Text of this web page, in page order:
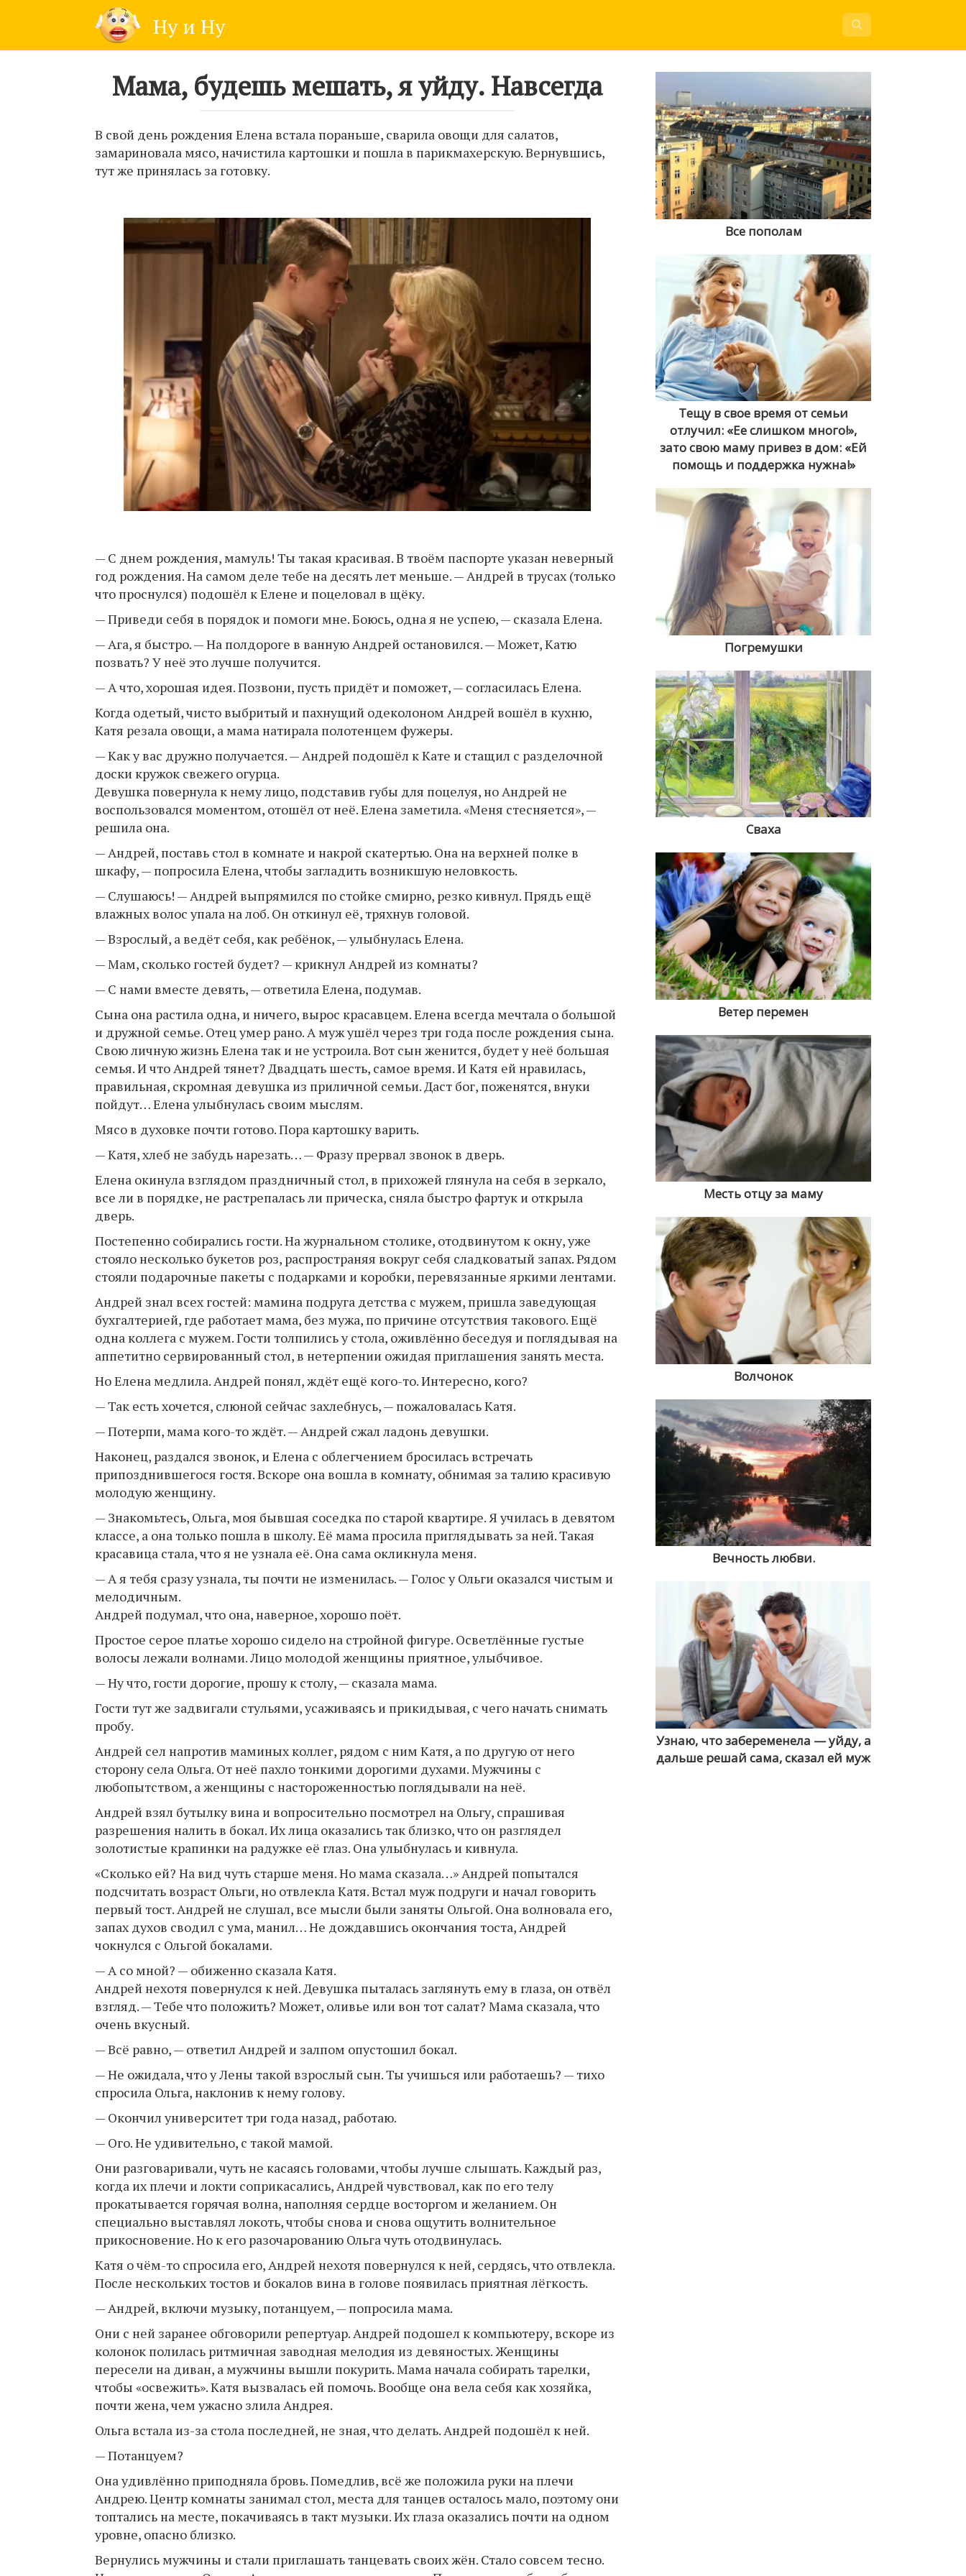
Ну и Ну
Мама, будешь мешать, я уйду. Навсегда
В свой день рождения Елена встала пораньше, сварила овощи для салатов,
замариновала мясо, начистила картошки и пошла в парикмахерскую. Вернувшись,
тут же принялась за готовку.
— С днем рождения, мамуль! Ты такая красивая. В твоём паспорте указан неверный
год рождения. На самом деле тебе на десять лет меньше. — Андрей в трусах (только
что проснулся) подошёл к Елене и поцеловал в щёку.
— Приведи себя в порядок и помоги мне. Боюсь, одна я не успею, — сказала Елена.
— Ага, я быстро. — На полдороге в ванную Андрей остановился. — Может, Катю
позвать? У неё это лучше получится.
— А что, хорошая идея. Позвони, пусть придёт и поможет, — согласилась Елена.
Когда одетый, чисто выбритый и пахнущий одеколоном Андрей вошёл в кухню,
Катя резала овощи, а мама натирала полотенцем фужеры.
— Как у вас дружно получается. — Андрей подошёл к Кате и стащил с разделочной
доски кружок свежего огурца.
Девушка повернула к нему лицо, подставив губы для поцелуя, но Андрей не
воспользовался моментом, отошёл от неё. Елена заметила. «Меня стесняется», —
решила она.
— Андрей, поставь стол в комнате и накрой скатертью. Она на верхней полке в
шкафу, — попросила Елена, чтобы загладить возникшую неловкость.
— Слушаюсь! — Андрей выпрямился по стойке смирно, резко кивнул. Прядь ещё
влажных волос упала на лоб. Он откинул её, тряхнув головой.
— Взрослый, а ведёт себя, как ребёнок, — улыбнулась Елена.
— Мам, сколько гостей будет? — крикнул Андрей из комнаты?
— С нами вместе девять, — ответила Елена, подумав.
Сына она растила одна, и ничего, вырос красавцем. Елена всегда мечтала о большой
и дружной семье. Отец умер рано. А муж ушёл через три года после рождения сына.
Свою личную жизнь Елена так и не устроила. Вот сын женится, будет у неё большая
семья. И что Андрей тянет? Двадцать шесть, самое время. И Катя ей нравилась,
правильная, скромная девушка из приличной семьи. Даст бог, поженятся, внуки
пойдут… Елена улыбнулась своим мыслям.
Мясо в духовке почти готово. Пора картошку варить.
— Катя, хлеб не забудь нарезать… — Фразу прервал звонок в дверь.
Елена окинула взглядом праздничный стол, в прихожей глянула на себя в зеркало,
все ли в порядке, не растрепалась ли прическа, сняла быстро фартук и открыла
дверь.
Постепенно собирались гости. На журнальном столике, отодвинутом к окну, уже
стояло несколько букетов роз, распространяя вокруг себя сладковатый запах. Рядом
стояли подарочные пакеты с подарками и коробки, перевязанные яркими лентами.
Андрей знал всех гостей: мамина подруга детства с мужем, пришла заведующая
бухгалтерией, где работает мама, без мужа, по причине отсутствия такового. Ещё
одна коллега с мужем. Гости толпились у стола, оживлённо беседуя и поглядывая на
аппетитно сервированный стол, в нетерпении ожидая приглашения занять места.
Но Елена медлила. Андрей понял, ждёт ещё кого-то. Интересно, кого?
— Так есть хочется, слюной сейчас захлебнусь, — пожаловалась Катя.
— Потерпи, мама кого-то ждёт. — Андрей сжал ладонь девушки.
Наконец, раздался звонок, и Елена с облегчением бросилась встречать
припозднившегося гостя. Вскоре она вошла в комнату, обнимая за талию красивую
молодую женщину.
— Знакомьтесь, Ольга, моя бывшая соседка по старой квартире. Я училась в девятом
классе, а она только пошла в школу. Её мама просила приглядывать за ней. Такая
красавица стала, что я не узнала её. Она сама окликнула меня.
— А я тебя сразу узнала, ты почти не изменилась. — Голос у Ольги оказался чистым и
мелодичным.
Андрей подумал, что она, наверное, хорошо поёт.
Простое серое платье хорошо сидело на стройной фигуре. Осветлённые густые
волосы лежали волнами. Лицо молодой женщины приятное, улыбчивое.
— Ну что, гости дорогие, прошу к столу, — сказала мама.
Гости тут же задвигали стульями, усаживаясь и прикидывая, с чего начать снимать
пробу.
Андрей сел напротив маминых коллег, рядом с ним Катя, а по другую от него
сторону села Ольга. От неё пахло тонкими дорогими духами. Мужчины с
любопытством, а женщины с настороженностью поглядывали на неё.
Андрей взял бутылку вина и вопросительно посмотрел на Ольгу, спрашивая
разрешения налить в бокал. Их лица оказались так близко, что он разглядел
золотистые крапинки на радужке её глаз. Она улыбнулась и кивнула.
«Сколько ей? На вид чуть старше меня. Но мама сказала…» Андрей попытался
подсчитать возраст Ольги, но отвлекла Катя. Встал муж подруги и начал говорить
первый тост. Андрей не слушал, все мысли были заняты Ольгой. Она волновала его,
запах духов сводил с ума, манил… Не дождавшись окончания тоста, Андрей
чокнулся с Ольгой бокалами.
— А со мной? — обиженно сказала Катя.
Андрей нехотя повернулся к ней. Девушка пыталась заглянуть ему в глаза, он отвёл
взгляд. — Тебе что положить? Может, оливье или вон тот салат? Мама сказала, что
очень вкусный.
— Всё равно, — ответил Андрей и залпом опустошил бокал.
— Не ожидала, что у Лены такой взрослый сын. Ты учишься или работаешь? — тихо
спросила Ольга, наклонив к нему голову.
— Окончил университет три года назад, работаю.
— Ого. Не удивительно, с такой мамой.
Они разговаривали, чуть не касаясь головами, чтобы лучше слышать. Каждый раз,
когда их плечи и локти соприкасались, Андрей чувствовал, как по его телу
прокатывается горячая волна, наполняя сердце восторгом и желанием. Он
специально выставлял локоть, чтобы снова и снова ощутить волнительное
прикосновение. Но к его разочарованию Ольга чуть отодвинулась.
Катя о чём-то спросила его, Андрей нехотя повернулся к ней, сердясь, что отвлекла.
После нескольких тостов и бокалов вина в голове появилась приятная лёгкость.
— Андрей, включи музыку, потанцуем, — попросила мама.
Они с ней заранее обговорили репертуар. Андрей подошел к компьютеру, вскоре из
колонок полилась ритмичная заводная мелодия из девяностых. Женщины
пересели на диван, а мужчины вышли покурить. Мама начала собирать тарелки,
чтобы «освежить». Катя вызвалась ей помочь. Вообще она вела себя как хозяйка,
почти жена, чем ужасно злила Андрея.
Ольга встала из-за стола последней, не зная, что делать. Андрей подошёл к ней.
— Потанцуем?
Она удивлённо приподняла бровь. Помедлив, всё же положила руки на плечи
Андрею. Центр комнаты занимал стол, места для танцев осталось мало, поэтому они
топтались на месте, покачиваясь в такт музыки. Их глаза оказались почти на одном
уровне, опасно близко.
Вернулись мужчины и стали приглашать танцевать своих жён. Стало совсем тесно.
Все пополам
Тещу в свое время от семьи
отлучил: «Ее слишком много!»,
зато свою маму привез в дом: «Ей
помощь и поддержка нужна!»
Погремушки
Сваха
Ветер перемен
Месть отцу за маму
Волчонок
Вечность любви.
Узнаю, что забеременела — уйду, а
дальше решай сама, сказал ей муж